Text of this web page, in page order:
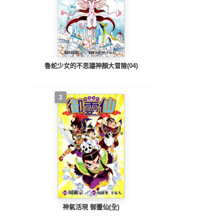
魯蛇少女的不思議神顏大冒險(04)
3
神氣活現 御靈仙(全)